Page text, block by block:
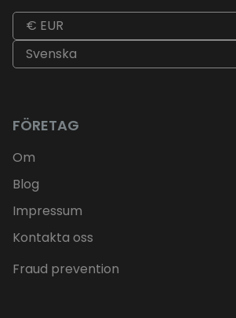
€ EUR
Svenska
FÖRETAG
Om
Blog
Impressum
Kontakta oss
Fraud prevention